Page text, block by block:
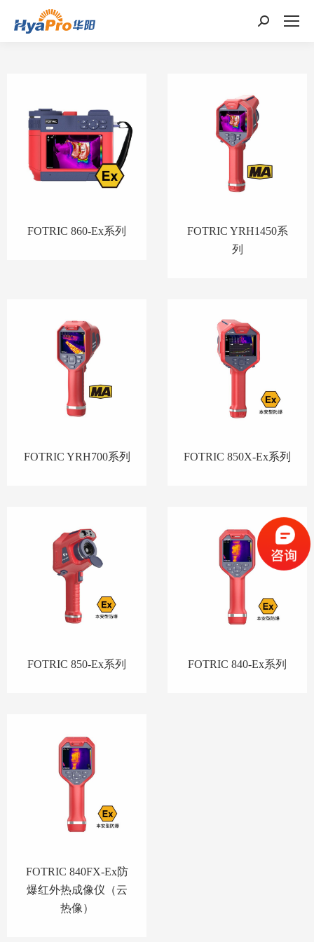
搜
FOTRIC 860-Ex系列
FOTRIC YRH1450系
列
FOTRIC YRH700系列 FOTRIC 850X-Ex系列
FOTRIC 850-Ex系列 FOTRIC 840-Ex系列
FOTRIC 840FX-Ex防
爆红外热成像仪（云
热像）